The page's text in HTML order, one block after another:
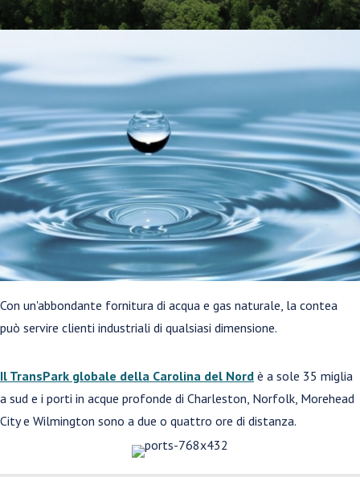
Con un'abbondante fornitura di acqua e gas naturale, la contea
può servire clienti industriali di qualsiasi dimensione.
Il TransPark globale della Carolina del Nord è a sole 35 miglia
a sud e i porti in acque profonde di Charleston, Norfolk, Morehead
City e Wilmington sono a due o quattro ore di distanza.